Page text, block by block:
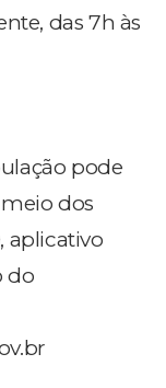
das 7h às
pode
dos
aplicativo
do